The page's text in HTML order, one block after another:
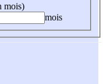
mois)
mois